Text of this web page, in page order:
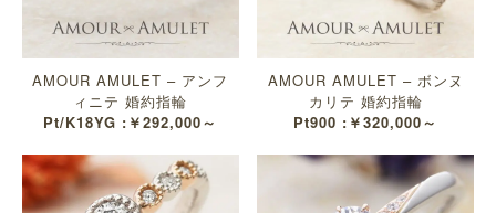
AMOUR AMULET – アンフ
ィニテ 婚約指輪
Pt/K18YG :￥292,000～
AMOUR AMULET – ボンヌ
カリテ 婚約指輪
Pt900 :￥320,000～